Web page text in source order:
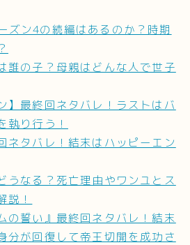
ズン4の続編はあるのか？時期
誰の子？母親はどんな人で世子
】最終回ネタバレ！ラストはバ
執り行う！
ネタバレ！結末はハッピーエン
うなる？死亡理由やワンユとス
説！
の誓い』最終回ネタバレ！結末
分が回復して帝王切開を成功さ